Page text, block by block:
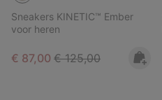
Sneakers KINETIC™ Ember
voor heren
Sale price:
€ 87,00 Regular price:
€ 125,00